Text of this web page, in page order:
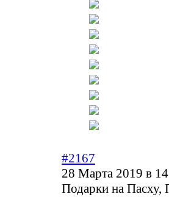
#2167
28 Марта 2019 в
Подарки на Пасху,